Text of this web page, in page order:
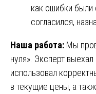
как ошибки
согласился,
Наша работа: Мы
нуля». Эксперт
использовал
в текущие цены, а